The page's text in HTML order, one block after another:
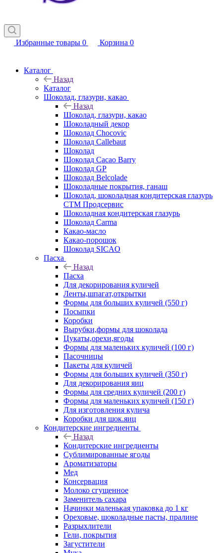
Избранные товары 0 Корзина 0
Каталог
Назад
Каталог
Шоколад, глазури, какао
Назад
Шоколад, глазури, какао
Шоколадный декор
Шоколад Chocovic
Шоколад Callebaut
Шоколад
Шоколад Cacao Barry
Шоколад GP
Шоколад Belcolade
Шоколадные покрытия, ганаш
Шоколад, шоколадная кондитерская глазурь
СТМ Продсервис
Шоколадная кондитерская глазурь
Шоколад Carma
Какао-масло
Какао-порошок
Шоколад SICAO
Пасха
Назад
Пасха
Для декорирования куличей
Ленты,шпагат,открытки
Формы для больших куличей (550 г)
Посыпки
Коробки
Вырубки,формы для шоколада
Цукаты,орехи,ягоды
Формы для маленьких куличей (100 г)
Пасочницы
Пакеты для куличей
Формы для больших куличей (350 г)
Для декорирования яиц
Формы для средних куличей (200 г)
Формы для маленьких куличей (150 г)
Для изготовления кулича
Коробки для шок.яиц
Кондитерские ингредиенты
Назад
Кондитерские ингредиенты
Сублимированные ягоды
Ароматизаторы
Мед
Консервация
Молоко сгущенное
Заменитель сахара
Начинки маленькая упаковка до 1 кг
Ореховые, шоколадные пасты, пралине
Разрыхлители
Гели, покрытия
Загустители